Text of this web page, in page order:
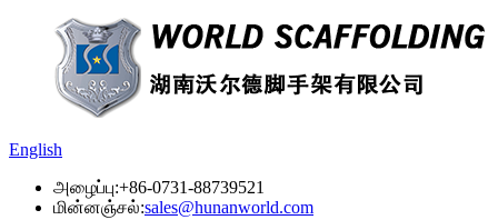
English
அழைப்பு:+86-0731-88739521
மின்னஞ்சல்:sales@hunanworld.com